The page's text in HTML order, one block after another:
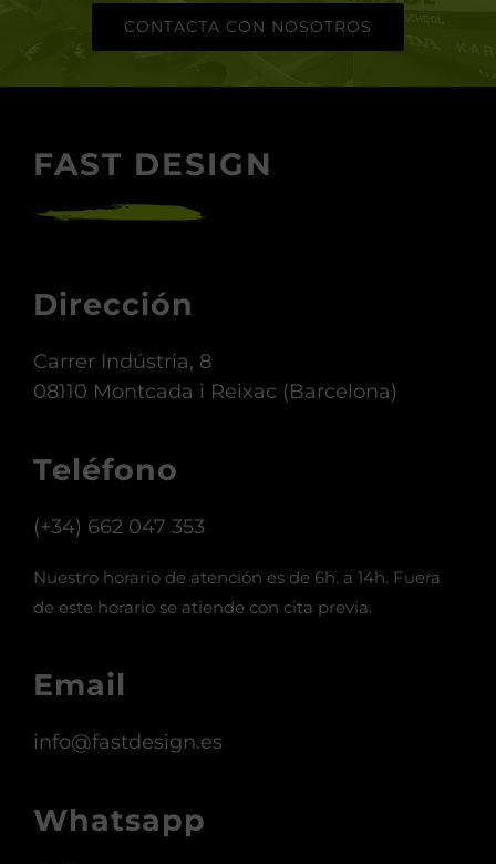
CONTACTA CON NOSOTROS
FAST DESIGN
Dirección
Carrer Indústria, 8
08110 Montcada i Reixac (Barcelona)
Teléfono
(+34) 662 047 353
Nuestro horario de atención es de 6h. a 14h. Fuera
de este horario se atiende con cita previa.
Email
info@fastdesign.es
Whatsapp